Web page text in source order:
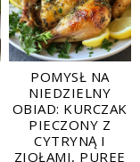
POMYSŁ NA
NIEDZIELNY
OBIAD: KURCZAK
PIECZONY Z
CYTRYNĄ I
ZIOŁAMI, PUREE